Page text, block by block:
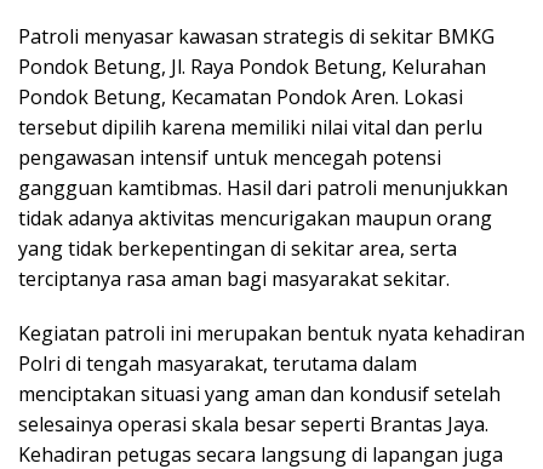
Patroli menyasar kawasan strategis di sekitar BMKG
Pondok Betung, Jl. Raya Pondok Betung, Kelurahan
Pondok Betung, Kecamatan Pondok Aren. Lokasi
tersebut dipilih karena memiliki nilai vital dan perlu
pengawasan intensif untuk mencegah potensi
gangguan kamtibmas. Hasil dari patroli menunjukkan
tidak adanya aktivitas mencurigakan maupun orang
yang tidak berkepentingan di sekitar area, serta
terciptanya rasa aman bagi masyarakat sekitar.
Kegiatan patroli ini merupakan bentuk nyata kehadiran
Polri di tengah masyarakat, terutama dalam
menciptakan situasi yang aman dan kondusif setelah
selesainya operasi skala besar seperti Brantas Jaya.
Kehadiran petugas secara langsung di lapangan juga